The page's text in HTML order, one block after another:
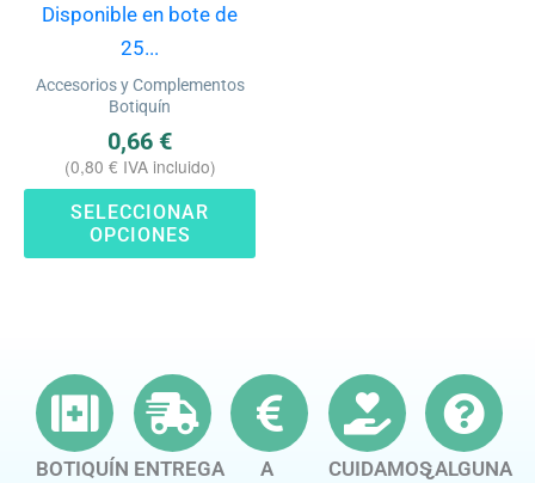
Disponible en bote de
25...
Accesorios y Complementos
Botiquín
0,66 €
(0,80 € IVA incluido)
SELECCIONAR
OPCIONES
BOTIQUÍN ENTREGA
A
CUIDAMOS¿ALGUNA